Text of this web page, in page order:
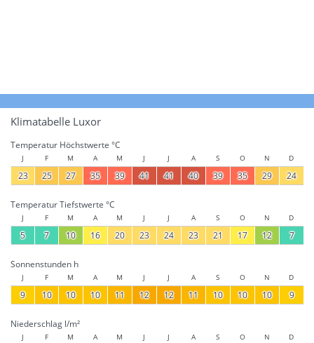
Klimatabelle Luxor
Temperatur Höchstwerte °C
J F M A M J J A S O N D
23 25 27 35 39 41 41 40 39 35 29 24
Temperatur Tiefstwerte °C
J F M A M J J A S O N D
5 7 10 16 20 23 24 23 21 17 12 7
Sonnenstunden h
J F M A M J J A S O N D
9 10 10 10 11 12 12 11 10 10 10 9
Niederschlag l/m²
J F M A M J J A S O N D